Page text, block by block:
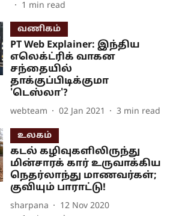
1 min read
வணிகம்
PT Web Explainer: இந்திய
எலெக்ட்ரிக் வாகன
சந்தையில்
தாக்குப்பிடிக்குமா
'டெஸ்லா'?
webteam 02 Jan 2021 3 min read
உலகம்
கடல் கழிவுகளிலிருந்து
மின்சாரக் கார் உருவாக்கிய
நெதர்லாந்து மாணவர்கள்;
குவியும் பாராட்டு!
sharpana
12 Nov 2020